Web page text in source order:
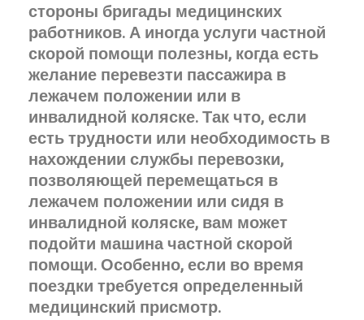
стороны бригады медицинских
работников. А иногда услуги частной
скорой помощи полезны, когда есть
желание перевезти пассажира в
лежачем положении или в
инвалидной коляске. Так что, если
есть трудности или необходимость в
нахождении службы перевозки,
позволяющей перемещаться в
лежачем положении или сидя в
инвалидной коляске, вам может
подойти машина частной скорой
помощи. Особенно, если во время
поездки требуется определенный
медицинский присмотр.